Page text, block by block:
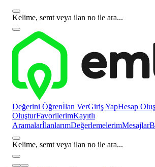
Kelime, semt veya ilan no ile ara...
Değerini Öğrenİlan VerGiriş YapHesap
OluşturFavorilerimKayıtlı
AramalarİlanlarımDeğerlemelerimMesajlar
Kelime, semt veya ilan no ile ara...